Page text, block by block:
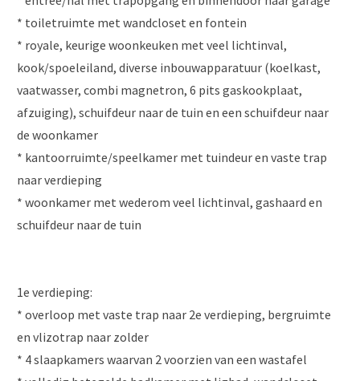
* toiletruimte met wandcloset en fontein
* royale, keurige woonkeuken met veel lichtinval,
kook/spoeleiland, diverse inbouwapparatuur (koelkast,
vaatwasser, combi magnetron, 6 pits gaskookplaat,
afzuiging), schuifdeur naar de tuin en een schuifdeur naar
de woonkamer
* kantoorruimte/speelkamer met tuindeur en vaste trap
naar verdieping
* woonkamer met wederom veel lichtinval, gashaard en
schuifdeur naar de tuin
1e verdieping:
* overloop met vaste trap naar 2e verdieping, bergruimte
en vlizotrap naar zolder
* 4 slaapkamers waarvan 2 voorzien van een wastafel